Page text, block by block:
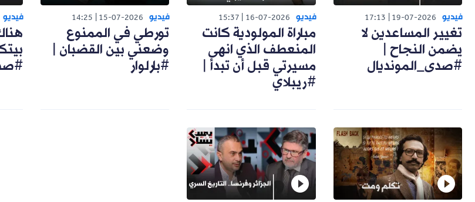
فيديو 19-07-2026
17:13
تغيير المساعدين لا
يضمن النجاح |
#صدى_المونديال
فيديو 16-07-2026
15:37
مباراة المولودية كانت
المنعطف الذي انهى
مسيرتي قبل أن تبدأ |
#ريبلاي
فيديو 15-07-2026
14:25
تورطي في الممنوع
وضعني بين القضبان |
#بارلوار
فيديو